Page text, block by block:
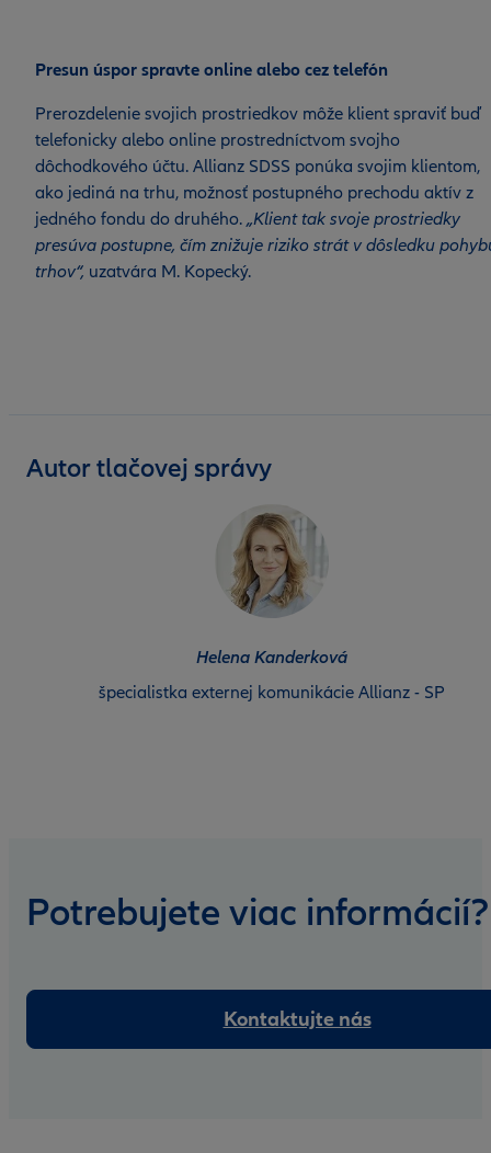
Presun úspor spravte online alebo cez telefón
Prerozdelenie svojich prostriedkov môže klient spraviť buď
telefonicky alebo online prostredníctvom svojho
dôchodkového účtu. Allianz SDSS ponúka svojim klientom,
ako jediná na trhu, možnosť postupného prechodu aktív z
jedného fondu do druhého. „Klient tak svoje prostriedky
presúva postupne, čím znižuje riziko strát v dôsledku
trhov“, uzatvára M. Kopecký.
Autor tlačovej správy
Helena Kanderková
špecialistka externej komunikácie Allianz - SP
Potrebujete viac informácií?
Kontaktujte nás